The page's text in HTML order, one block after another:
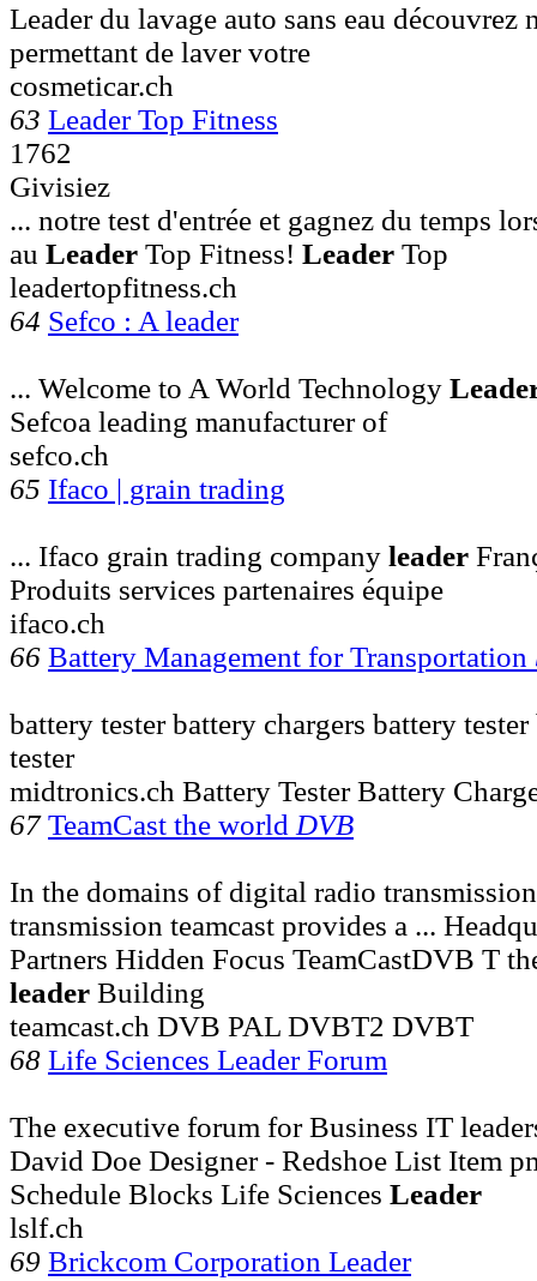
Leader du lavage auto sans eau
permettant de laver votre
cosmeticar.ch
63 Leader Top Fitness
1762
Givisiez
... notre test d'entrée et gagnez du temps
au Leader Top Fitness! Leader Top
leadertopfitness.ch
64 Sefco : A leader
... Welcome to A World Technology
Sefcoa leading manufacturer of
sefco.ch
65 Ifaco | grain trading
... Ifaco grain trading company leader
Produits services partenaires équipe
ifaco.ch
66 Battery Management for Transportation
battery tester battery chargers battery
tester
midtronics.ch Battery Tester Battery
67 TeamCast the world DVB
In the domains of digital radio
transmission teamcast provides a ...
Partners Hidden Focus TeamCastDVB T
leader Building
teamcast.ch DVB PAL DVBT2 DVBT
68 Life Sciences Leader Forum
The executive forum for Business IT
David Doe Designer - Redshoe List Item
Schedule Blocks Life Sciences Leader
lslf.ch
69 Brickcom Corporation Leader